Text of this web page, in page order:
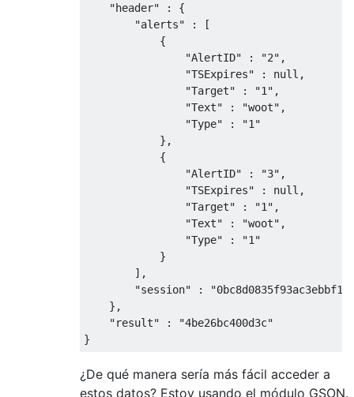
"header"
:
{
"alerts"
:
[
{
"AlertID"
: "2" ,
"TSExpires"
: null ,
"Target"
: "1" ,
"Text"
: "woot" ,
"Type"
:
"1"
},
{
"AlertID"
: "3" ,
"TSExpires"
: null ,
"Target"
: "1" ,
"Text"
: "woot" ,
"Type"
:
"1"
}
],
"session"
:
},
"result"
:
"4be26bc400d3c"
}
¿De qué manera sería más fácil acceder a
estos datos? Estoy usando el módulo GSON.